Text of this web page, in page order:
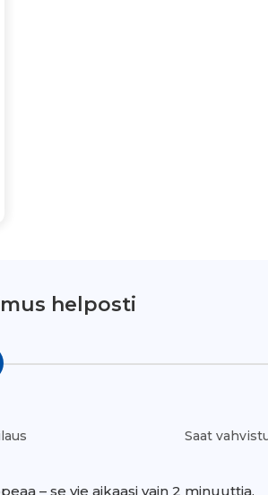
helposti
Saat
– se vie aikaasi vain 2 minuuttia.